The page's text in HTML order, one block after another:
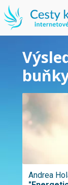
Andrea